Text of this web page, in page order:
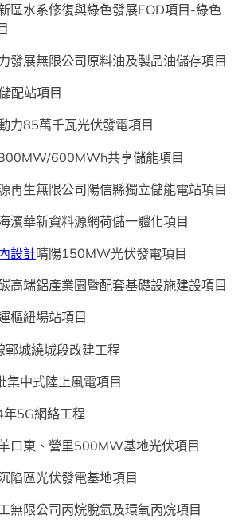
區水系修復與綠色發展EOD項目-綠色
發展無限公司原料油及製品油儲存項目
配站項目
力85萬千瓦光伏發電項目
600MWh共享儲能項目
再生無限公司陽信縣獨立儲能電站項目
濱華新資料源網荷儲一體化項目
設計晴陽150MW光伏發電項目
高端鋁產業園暨配套基礎設施建設項目
樞紐場站項目
城繞城段改建工程
集中式陸上風電項目
5G網絡工程
口東、營里500MW基地光伏項目
陷區光伏發電基地項目
無限公司丙烷脫氫及環氧丙烷項目